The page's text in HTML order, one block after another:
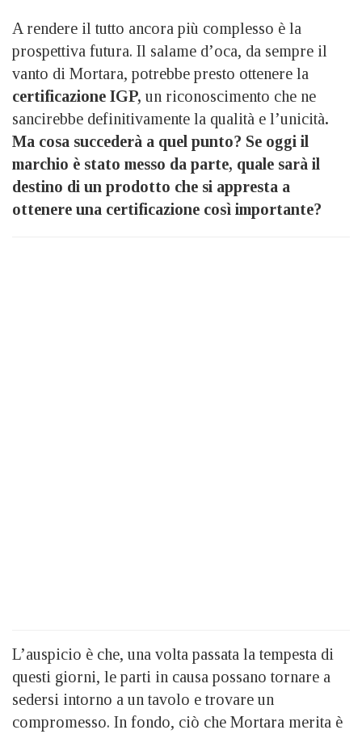
A rendere il tutto ancora più complesso è la
prospettiva futura. Il salame d’oca, da sempre il
vanto di Mortara, potrebbe presto ottenere la
certificazione IGP, un riconoscimento che ne
sancirebbe definitivamente la qualità e l’unicità.
Ma cosa succederà a quel punto? Se oggi il
marchio è stato messo da parte, quale sarà il
destino di un prodotto che si appresta a
ottenere una certificazione così importante?
L’auspicio è che, una volta passata la tempesta di
questi giorni, le parti in causa possano tornare a
sedersi intorno a un tavolo e trovare un
compromesso. In fondo, ciò che Mortara merita è